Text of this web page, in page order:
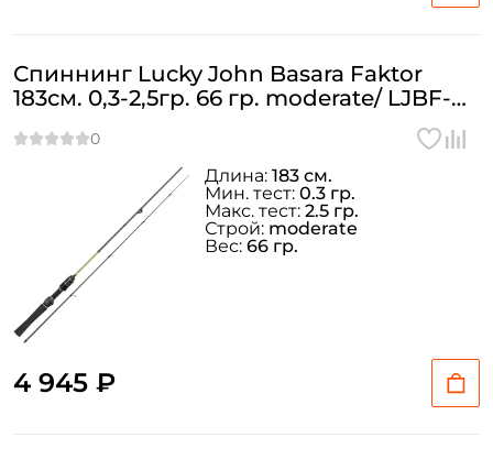
Спиннинг Lucky John Basara Faktor
183см. 0,3-2,5гр. 66 гр. moderate/ LJBF-
4 945 ₽
Длина: 183 см.
Мин. тест: 0.3 гр.
Макс. тест: 2.5 гр.
Строй: moderate
Вес: 66 гр.